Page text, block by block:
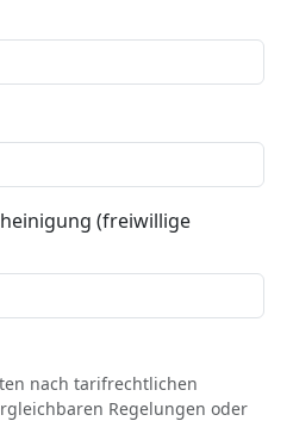
(freiwillige
nach tarifrechtlichen
Regelungen oder